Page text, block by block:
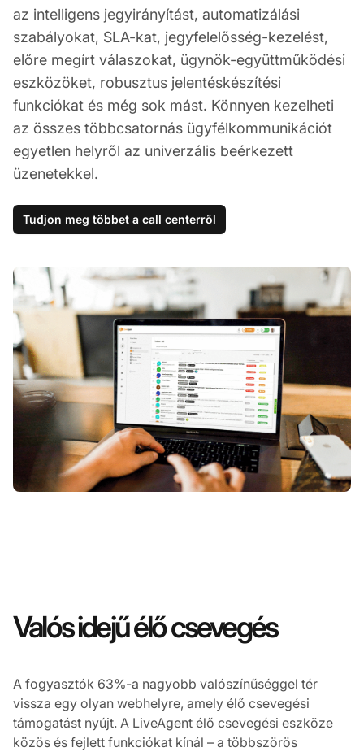
az intelligens jegyirányítást, automatizálási
szabályokat, SLA-kat, jegyfelelősség-kezelést,
előre megírt válaszokat, ügynök-együttműködési
eszközöket, robusztus jelentéskészítési
funkciókat és még sok mást. Könnyen kezelheti
az összes többcsatornás ügyfélkommunikációt
egyetlen helyről az univerzális beérkezett
üzenetekkel.
Tudjon meg többet a call centerről
Valós idejű élő csevegés
A fogyasztók 63%-a nagyobb valószínűséggel tér
vissza egy olyan webhelyre, amely élő csevegési
támogatást nyújt. A LiveAgent élő csevegési eszköze
közös és fejlett funkciókat kínál – a többszörös